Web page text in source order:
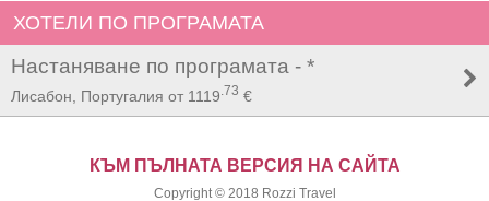
ХОТЕЛИ ПО ПРОГРАМАТА
Настаняване по програмата - *
Лисабон, Португалия от 1119 .73 €
КЪМ ПЪЛНАТА ВЕРСИЯ НА САЙТА
Copyright © 2018 Rozzi Travel